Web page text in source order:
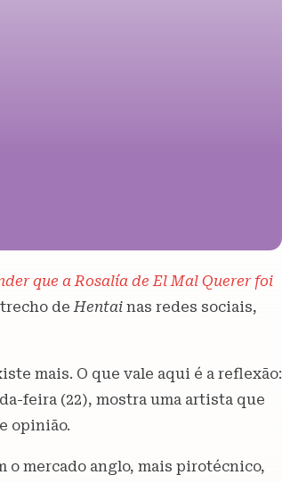
que a Rosalía de El Mal Querer foi
trecho deHentai nas redes sociais,
mais. O que vale aqui é a reflexão:
feira (22), mostra uma artista que
opinião.
o mercado anglo, mais pirotécnico,